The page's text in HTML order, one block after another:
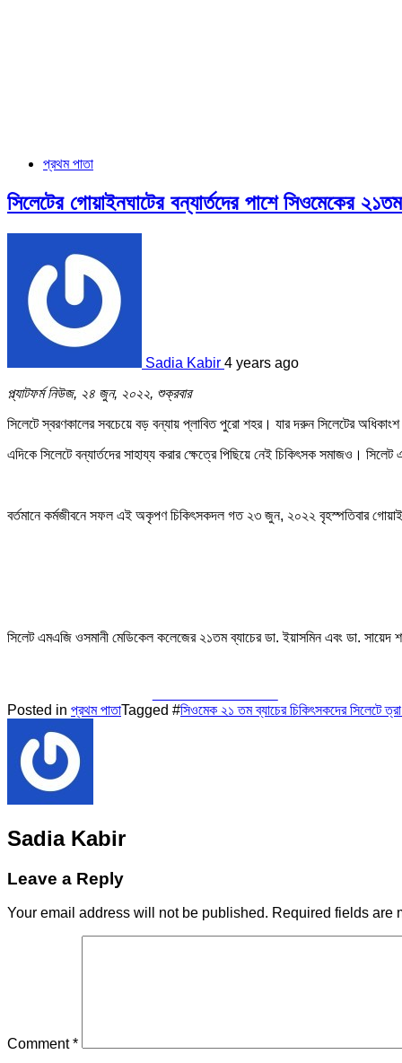
প্রথম পাতা
সিলেটের গোয়াইনঘাটের বন্যার্তদের পাশে সিওমেকের
Sadia Kabir 4 years ago
প্ল্যাটফর্ম নিউজ, ২৪ জুন, ২০২২, শুক্রবার
সিলেটে স্বরণকালের সবচেয়ে বড় বন্যায় প্লাবিত পুরো শহর। যার দরুন সিলেটের অধিকাংশ
এদিকে সিলেটে বন্যার্তদের সাহায্য করার ক্ষেত্রে পিছিয়ে নেই চিকিৎসক সমাজও।
বর্তমানে কর্মজীবনে সফল এই অকৃপণ চিকিৎসকদল গত ২৩ জুন, ২০২২ বৃহস্পতিবার
সিলেট এমএজি ওসমানী মেডিকেল কলেজের ২১তম ব্যাচের ডা. ইয়াসমিন এবং ডা. সায়েদ
Posted in প্রথম পাতাTagged #সিওমেক ২১ তম ব্যাচের চিকিৎসকদের সিলেটে
Sadia Kabir
Leave a Reply
Your email address will not be published. Required fields are
Comment*